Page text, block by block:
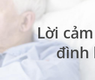
Lời
đình